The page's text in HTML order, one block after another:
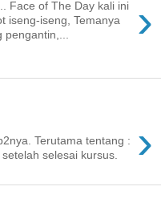
›
Face of The Day kali ini
iseng-iseng, Temanya
›
Terutama tentang :
selesai kursus.